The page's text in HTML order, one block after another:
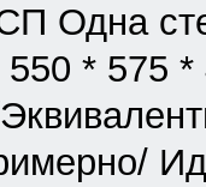
Одна
* 575